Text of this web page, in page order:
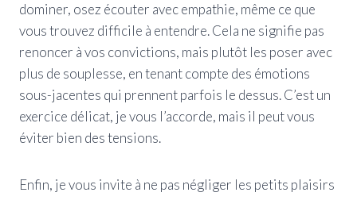
dominer, osez écouter avec empathie, même ce que
vous trouvez difficile à entendre. Cela ne signifie pas
renoncer à vos convictions, mais plutôt les poser avec
plus de souplesse, en tenant compte des émotions
sous-jacentes qui prennent parfois le dessus. C’est un
exercice délicat, je vous l’accorde, mais il peut vous
éviter bien des tensions.
Enfin, je vous invite à ne pas négliger les petits plaisirs